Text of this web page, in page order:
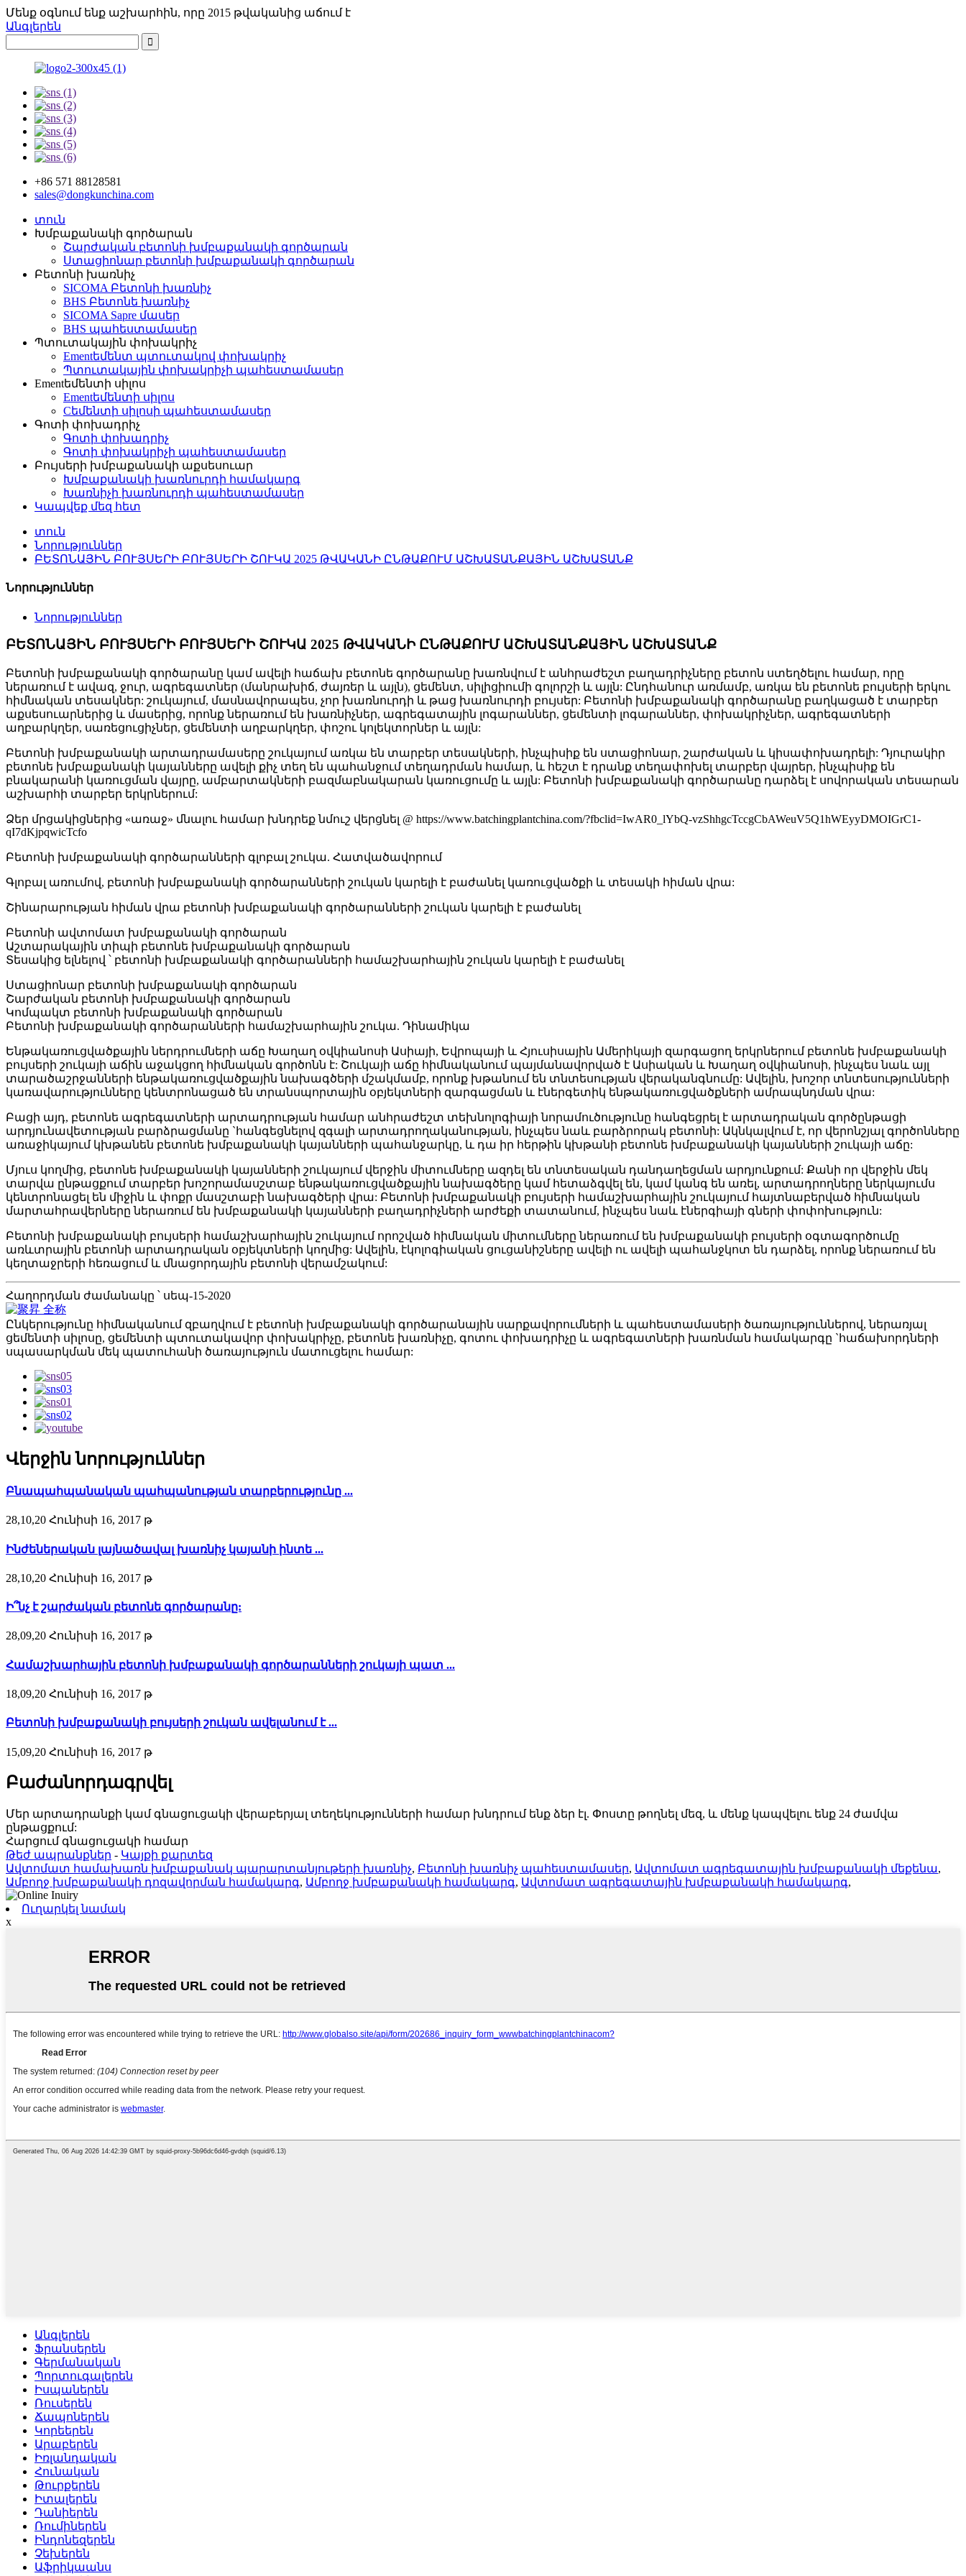
Մենք օգնում ենք աշխարհին, որը 2015 թվականից աճում է
Անգլերեն
+86 571 88128581
sales@dongkunchina.com
տուն
Խմբաքանակի գործարան
Շարժական բետոնի խմբաքանակի գործարան
Ստացիոնար բետոնի խմբաքանակի գործարան
Բետոնի խառնիչ
SICOMA Բետոնի խառնիչ
BHS Բետոնե խառնիչ
SICOMA Sapre մասեր
BHS պահեստամասեր
Պտուտակային փոխակրիչ
Ementեմենտ պտուտակով փոխակրիչ
Պտուտակային փոխակրիչի պահեստամասեր
Ementեմենտի սիլոս
Ementեմենտի սիլոս
Cեմենտի սիլոսի պահեստամասեր
Գոտի փոխադրիչ
Գոտի փոխադրիչ
Գոտի փոխակրիչի պահեստամասեր
Բույսերի խմբաքանակի աքսեսուար
Խմբաքանակի խառնուրդի համակարգ
Խառնիչի խառնուրդի պահեստամասեր
Կապվեք մեզ հետ
տուն
Նորություններ
ԲԵՏՈՆԱՅԻՆ ԲՈՒՅՍԵՐԻ ԲՈՒՅՍԵՐԻ ՇՈՒԿԱ 2025 ԹՎԱԿԱՆԻ ԸՆԹԱՔՈՒՄ ԱՇԽԱՏԱՆՔԱՅԻՆ ԱՇԽԱՏԱՆՔ
Նորություններ
Նորություններ
ԲԵՏՈՆԱՅԻՆ ԲՈՒՅՍԵՐԻ ԲՈՒՅՍԵՐԻ ՇՈՒԿԱ 2025 ԹՎԱԿԱՆԻ ԸՆԹԱՔՈՒՄ ԱՇԽԱՏԱՆՔԱՅԻՆ ԱՇԽԱՏԱՆՔ
Բետոնի խմբաքանակի գործարանը կամ ավելի հաճախ բետոնե գործարանը խառնվում է անհրաժեշտ բաղադրիչները բետոն ստեղծելու համար, որը
ներառում է ավազ, ջուր, ագրեգատներ (մանրախիճ, ժայռեր և այլն), ցեմենտ, սիլիցիումի գոլորշի և այլն: Ընդհանուր առմամբ, առկա են բետոնե բույսերի երկու
հիմնական տեսակներ: շուկայում, մասնավորապես, չոր խառնուրդի և թաց խառնուրդի բույսեր: Բետոնի խմբաքանակի գործարանը բաղկացած է տարբեր
աքսեսուարներից և մասերից, որոնք ներառում են խառնիչներ, ագրեգատային լոգարաններ, ցեմենտի լոգարաններ, փոխակրիչներ, ագրեգատների
աղբարկղեր, սառեցուցիչներ, ցեմենտի աղբարկղեր, փոշու կոլեկտորներ և այլն:
Բետոնի խմբաքանակի արտադրամասերը շուկայում առկա են տարբեր տեսակների, ինչպիսիք են ստացիոնար, շարժական և կիսափոխադրելի: Դյուրակիր
բետոնե խմբաքանակի կայանները ավելի քիչ տեղ են պահանջում տեղադրման համար, և հեշտ է դրանք տեղափոխել տարբեր վայրեր, ինչպիսիք են
բնակարանի կառուցման վայրը, ամբարտակների բազմաբնակարան կառուցումը և այլն: Բետոնի խմբաքանակի գործարանը դարձել է սովորական տեսարան
աշխարհի տարբեր երկրներում:
Ձեր մրցակիցներից «առաջ» մնալու համար խնդրեք նմուշ վերցնել @ https://www.batchingplantchina.com/?fbclid=IwAR0_lYbQ-vzShhgcTccgCbAWeuV5Q1hWEyyDMOIGrC1-
qI7dKjpqwicTcfo
Բետոնի խմբաքանակի գործարանների գլոբալ շուկա. Հատվածավորում
Գլոբալ առումով, բետոնի խմբաքանակի գործարանների շուկան կարելի է բաժանել կառուցվածքի և տեսակի հիման վրա:
Շինարարության հիման վրա բետոնի խմբաքանակի գործարանների շուկան կարելի է բաժանել
Բետոնի ավտոմատ խմբաքանակի գործարան
Աշտարակային տիպի բետոնե խմբաքանակի գործարան
Տեսակից ելնելով ՝ բետոնի խմբաքանակի գործարանների համաշխարհային շուկան կարելի է բաժանել
Ստացիոնար բետոնի խմբաքանակի գործարան
Շարժական բետոնի խմբաքանակի գործարան
Կոմպակտ բետոնի խմբաքանակի գործարան
Բետոնի խմբաքանակի գործարանների համաշխարհային շուկա. Դինամիկա
Ենթակառուցվածքային ներդրումների աճը Խաղաղ օվկիանոսի Ասիայի, Եվրոպայի և Հյուսիսային Ամերիկայի զարգացող երկրներում բետոնե խմբաքանակի
բույսերի շուկայի աճին աջակցող հիմնական գործոնն է: Շուկայի աճը հիմնականում պայմանավորված է Ասիական և Խաղաղ օվկիանոսի, ինչպես նաև այլ
տարածաշրջանների ենթակառուցվածքային նախագծերի մշակմամբ, որոնք խթանում են տնտեսության վերականգնումը: Ավելին, խոշոր տնտեսությունների
կառավարությունները կենտրոնացած են տրանսպորտային օբյեկտների զարգացման և էներգետիկ ենթակառուցվածքների ամրապնդման վրա:
Բացի այդ, բետոնե ագրեգատների արտադրության համար անհրաժեշտ տեխնոլոգիայի նորամուծությունը հանգեցրել է արտադրական գործընթացի
արդյունավետության բարձրացմանը `հանգեցնելով զգալի արտադրողականության, ինչպես նաև բարձրորակ բետոնի: Ակնկալվում է, որ վերոնշյալ գործոնները
առաջիկայում կխթանեն բետոնե խմբաքանակի կայանների պահանջարկը, և դա իր հերթին կխթանի բետոնե խմբաքանակի կայանների շուկայի աճը:
Մյուս կողմից, բետոնե խմբաքանակի կայանների շուկայում վերջին միտումները ազդել են տնտեսական դանդաղեցման արդյունքում: Քանի որ վերջին մեկ
տարվա ընթացքում տարբեր խոշորամասշտաբ ենթակառուցվածքային նախագծերը կամ հետաձգվել են, կամ կանգ են առել, արտադրողները ներկայումս
կենտրոնացել են միջին և փոքր մասշտաբի նախագծերի վրա: Բետոնի խմբաքանակի բույսերի համաշխարհային շուկայում հայտնաբերված հիմնական
մարտահրավերները ներառում են խմբաքանակի կայանների բաղադրիչների արժեքի տատանում, ինչպես նաև էներգիայի գների փոփոխություն:
Բետոնի խմբաքանակի բույսերի համաշխարհային շուկայում որոշված ​​հիմնական միտումները ներառում են խմբաքանակի բույսերի օգտագործումը
առևտրային բետոնի արտադրական օբյեկտների կողմից: Ավելին, էկոլոգիական ցուցանիշները ավելի ու ավելի պահանջկոտ են դարձել, որոնք ներառում են
կեղտաջրերի հեռացում և մնացորդային բետոնի վերամշակում:
Հաղորդման ժամանակը ՝ սեպ-15-2020
Ընկերությունը հիմնականում զբաղվում է բետոնի խմբաքանակի գործարանային սարքավորումների և պահեստամասերի ծառայություններով, ներառյալ
ցեմենտի սիլոսը, ցեմենտի պտուտակավոր փոխակրիչը, բետոնե խառնիչը, գոտու փոխադրիչը և ագրեգատների խառնման համակարգը `հաճախորդների
սպասարկման մեկ պատուհանի ծառայություն մատուցելու համար:
Վերջին նորություններ
Բնապահպանական պահպանության տարբերությունը ...
28,10,20 Հունիսի 16, 2017 թ
Ինժեներական լայնածավալ խառնիչ կայանի ինտե ...
28,10,20 Հունիսի 16, 2017 թ
Ի՞նչ է շարժական բետոնե գործարանը:
28,09,20 Հունիսի 16, 2017 թ
Համաշխարհային բետոնի խմբաքանակի գործարանների շուկայի պատ ...
18,09,20 Հունիսի 16, 2017 թ
Բետոնի խմբաքանակի բույսերի շուկան ավելանում է ...
15,09,20 Հունիսի 16, 2017 թ
Բաժանորդագրվել
Մեր արտադրանքի կամ գնացուցակի վերաբերյալ տեղեկությունների համար խնդրում ենք ձեր էլ. Փոստը թողնել մեզ, և մենք կապվելու ենք 24 ժամվա
ընթացքում:
Հարցում գնացուցակի համար
Թեժ ապրանքներ - Կայքի քարտեզ
Ավտոմատ համախառն խմբաքանակ պարարտանյութերի խառնիչ, Բետոնի խառնիչ պահեստամասեր, Ավտոմատ ագրեգատային խմբաքանակի մեքենա,
Ամբողջ խմբաքանակի դոզավորման համակարգ, Ամբողջ խմբաքանակի համակարգ, Ավտոմատ ագրեգատային խմբաքանակի համակարգ,
Ուղարկել նամակ
x
Անգլերեն
Ֆրանսերեն
Գերմանական
Պորտուգալերեն
Իսպաներեն
Ռուսերեն
Ճապոներեն
Կորեերեն
Արաբերեն
Իռլանդական
Հունական
Թուրքերեն
Իտալերեն
Դանիերեն
Ռումիներեն
Ինդոնեզերեն
Չեխերեն
Աֆրիկաանս